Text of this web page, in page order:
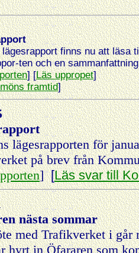
lägesrapport finns nu att läsa
ten och en
] [Läs uppropet]
framtid]
lägesrapporten för
på brev från
] [Läs svar till
nästa sommar
med Trafikverket i går
hyrt in Öfararen som